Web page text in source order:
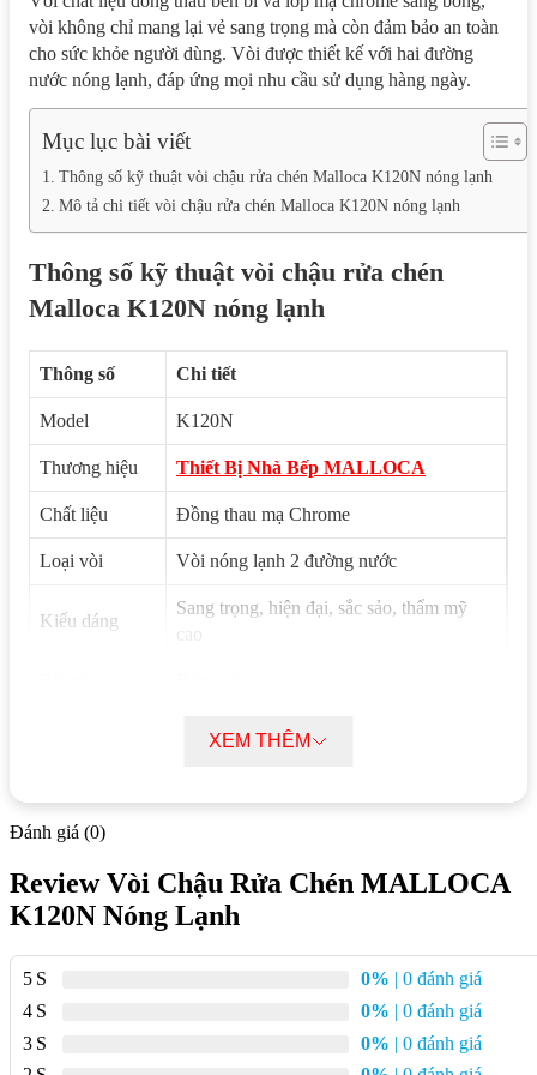
vòi không chỉ mang lại vẻ sang trọng mà còn đảm bảo an toàn
cho sức khỏe người dùng. Vòi được thiết kế với hai đường
nước nóng lạnh, đáp ứng mọi nhu cầu sử dụng hàng ngày.
Mục lục bài viết
Thông số kỹ thuật vòi chậu rửa chén Malloca K120N nóng lạnh
Mô tả chi tiết vòi chậu rửa chén Malloca K120N nóng lạnh
Thông số kỹ thuật vòi chậu rửa chén
Malloca K120N nóng lạnh
Thông số Chi tiết
Model K120N
Thương hiệu Thiết Bị Nhà Bếp MALLOCA
Chất liệu Đồng thau mạ Chrome
Loại vòi Vòi nóng lạnh 2 đường nước
Kiểu dáng
Sang trọng, hiện đại, sắc sảo, thẩm mỹ
Cổ thấp, xoay 360 độ
khác
Phù hợp với
Mô tả chi tiết vòi chậu rửa chén Malloca
K120N nóng lạnh
Vòi rửa chén Malloca K120N sở hữu kiểu dáng thanh lịch và
tinh tế, phù hợp với nhiều phong cách thiết kế bếp khác nhau.
Chất liệu đồng thau cao cấp đảm bảo độ bền vượt trội, không
XEM THÊM
Đánh giá (0)
Review Vòi Chậu Rửa Chén MALLOCA
K120N Nóng Lạnh
5 0% | 0 đánh giá
4
0% | 0 đánh giá
3
0% | 0 đánh giá